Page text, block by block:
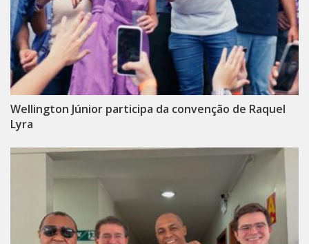
Wellington Júnior participa da convenção de Raquel
Lyra